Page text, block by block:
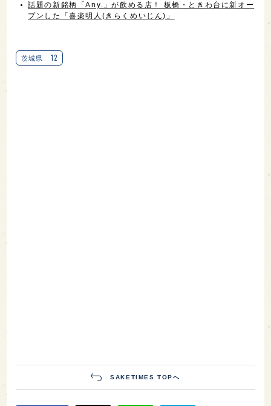
話題の新銘柄「Any.」が飲める店！ 板橋・ときわ台に新オー
プンした「喜楽明人(きらくめいじん)」
茨城県 12
SAKETIMES TOPへ